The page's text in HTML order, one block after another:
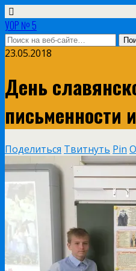
УОР № 5
23.05.2018
День
письменности
Поделиться Твитнуть Pin